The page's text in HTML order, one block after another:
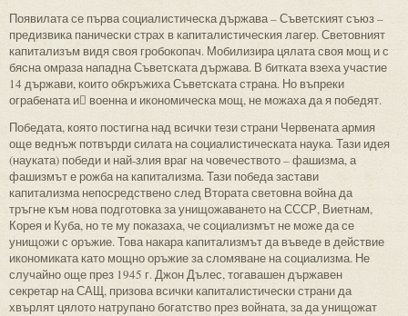
Появилата се първа социалистическа държава – Съветският съюз –
предизвика панически страх в капиталистическия лагер. Световният
капитализъм видя своя гробокопач. Мобилизира цялата своя мощ и с
бясна омраза нападна Съветската държава. В битката взеха участие
14 държави, които обкръжиха Съветската страна. Но въпреки
ограбената и военна и икономическа мощ, не можаха да я победят.
Победата, която постигна над всички тези страни Червената армия
още веднъж потвърди силата на социалистическата наука. Тази идея
(науката) победи и най-злия враг на човечеството – фашизма, а
фашизмът е рожба на капитализма. Тази победа застави
капитализма непосредствено след Втората световна война да
тръгне към нова подготовка за унищожаването на СССР, Виетнам,
Корея и Куба, но те му показаха, че социализмът не може да се
унищожи с оръжие. Това накара капитализмът да въведе в действие
икономиката като мощно оръжие за сломяване на социализма. Не
случайно още през 1945 г. Джон Дълес, тогавашен държавен
секретар на САЩ, призова всички капиталистически страни да
хвърлят цялото натрупано богатство през войната, за да унищожат